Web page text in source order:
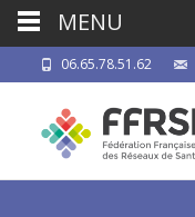
06.65.78.51.62
MENU